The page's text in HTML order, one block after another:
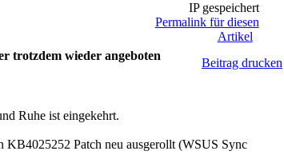
IP gespeichert
Permalink für diesen
Artikel
trotzdem wieder angeboten
Beitrag drucken
Ruhe ist eingekehrt.
KB4025252 Patch neu ausgerollt (WSUS Sync